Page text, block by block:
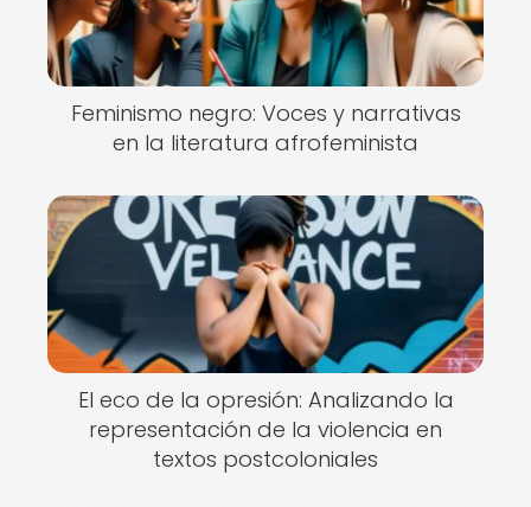
Feminismo negro: Voces y narrativas
en la literatura afrofeminista
El eco de la opresión: Analizando la
representación de la violencia en
textos postcoloniales